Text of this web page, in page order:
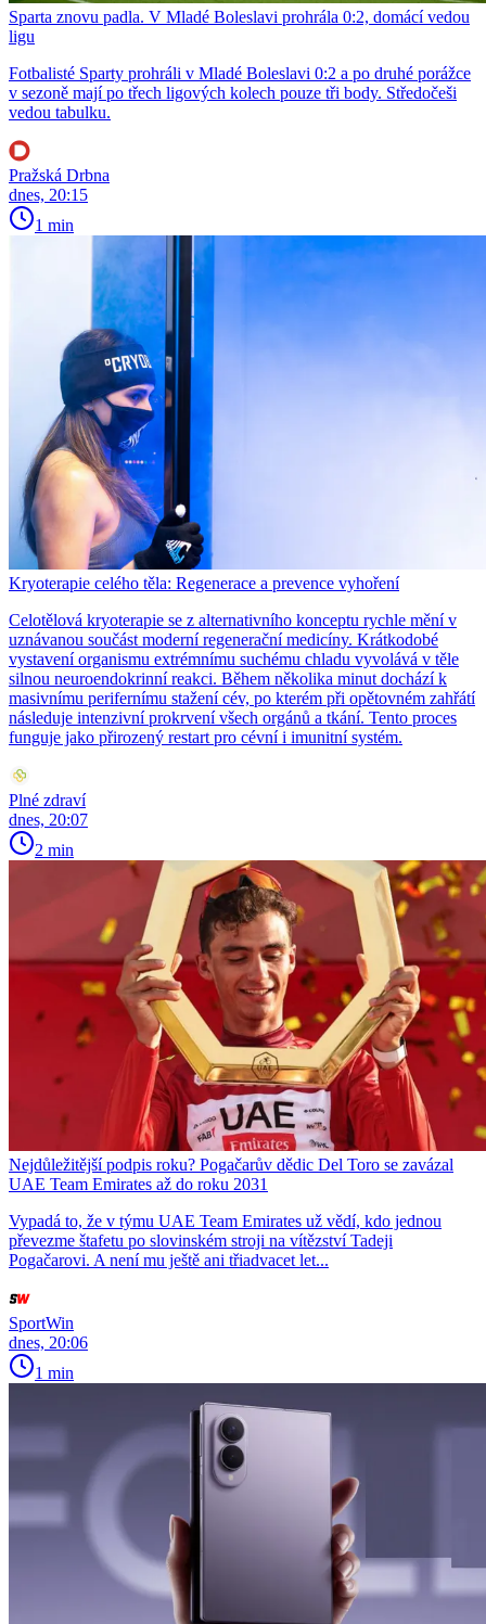
Sparta znovu padla. V Mladé Boleslavi prohrála 0:2, domácí vedou
ligu
Fotbalisté Sparty prohráli v Mladé Boleslavi 0:2 a po druhé porážce
v sezoně mají po třech ligových kolech pouze tři body. Středočeši
vedou tabulku.
Pražská Drbna
dnes, 20:15
1 min
Kryoterapie celého těla: Regenerace a prevence vyhoření
Celotělová kryoterapie se z alternativního konceptu rychle mění v
uznávanou součást moderní regenerační medicíny. Krátkodobé
vystavení organismu extrémnímu suchému chladu vyvolává v těle
silnou neuroendokrinní reakci. Během několika minut dochází k
masivnímu perifernímu stažení cév, po kterém při opětovném zahřátí
následuje intenzivní prokrvení všech orgánů a tkání. Tento proces
funguje jako přirozený restart pro cévní i imunitní systém.
Plné zdraví
dnes, 20:07
2 min
Nejdůležitější podpis roku? Pogačarův dědic Del Toro se zavázal
UAE Team Emirates až do roku 2031
Vypadá to, že v týmu UAE Team Emirates už vědí, kdo jednou
převezme štafetu po slovinském stroji na vítězství Tadeji
Pogačarovi. A není mu ještě ani třiadvacet let...
SportWin
dnes, 20:06
1 min